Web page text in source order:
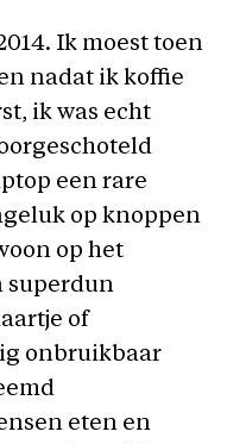
Ik moest toen
nadat ik koffie
ik was echt
een rare
op knoppen
op het
superdun
of
onbruikbaar
eten en